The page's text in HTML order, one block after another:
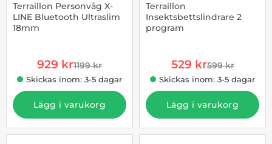
Terraillon Personvåg X-
LINE Bluetooth Ultraslim
18mm
rea pris
929 krtidigare pris
1199 kr
Skickas inom: 3-5 dagar
Lägg i varukorg
Terraillon
Insektsbettslindrare 2
program
rea pris
529 krtidigare pris
599 kr
Skickas inom: 3-5 dagar
Lägg i varukorg